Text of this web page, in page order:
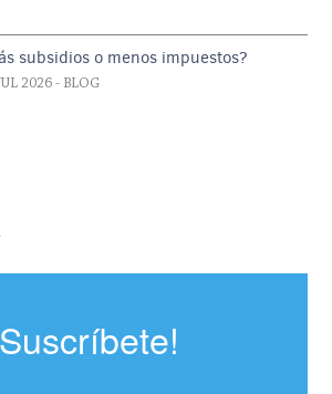
subsidios o menos impuestos?
2026 - BLOG